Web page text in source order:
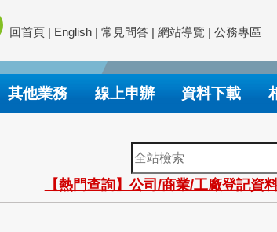
回首頁 | English | 常見問答 | 網站導覽 | 公務專區
其他業務 線上申辦 資料下載
全
站
檢
索
【熱門查詢】公司/商業/工廠登記資